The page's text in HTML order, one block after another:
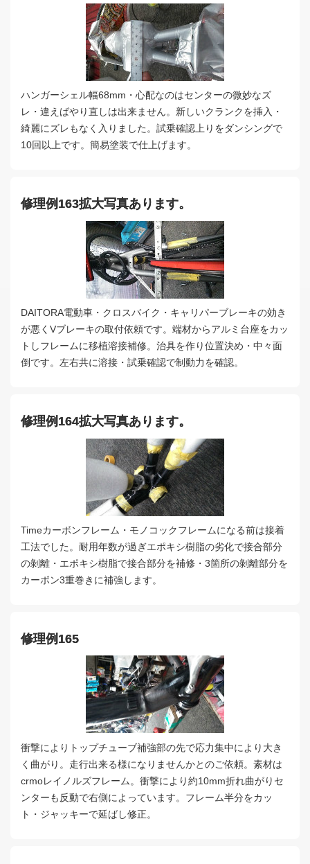
ハンガーシェル幅68mm・心配なのはセンターの微妙なズ
レ・違えばやり直しは出来ません。新しいクランクを挿入・
綺麗にズレもなく入りました。試乗確認上りをダンシングで
10回以上です。簡易塗装で仕上げます。
修理例163拡大写真あります。
DAITORA電動車・クロスバイク・キャリパーブレーキの効き
が悪くVブレーキの取付依頼です。端材からアルミ台座をカッ
トしフレームに移植溶接補修。治具を作り位置決め・中々面
倒です。左右共に溶接・試乗確認で制動力を確認。
修理例164拡大写真あります。
Timeカーボンフレーム・モノコックフレームになる前は接着
工法でした。耐用年数が過ぎエポキシ樹脂の劣化で接合部分
の剝離・エポキシ樹脂で接合部分を補修・3箇所の剝離部分を
カーボン3重巻きに補強します。
修理例165
衝撃によりトップチューブ補強部の先で応力集中により大き
く曲がり。走行出来る様になりませんかとのご依頼。素材は
crmoレイノルズフレーム。衝撃により約10mm折れ曲がりセ
ンターも反動で右側によっています。フレーム半分をカッ
ト・ジャッキーで延ばし修正。